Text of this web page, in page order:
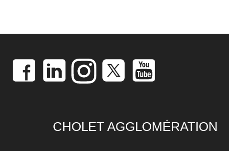
CHOLET AGGLOMÉRATION